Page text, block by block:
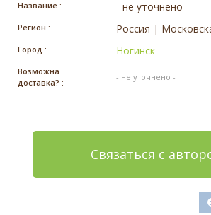
Название : - не уточнено -
Регион : Россия |
Город : Ногинск
Возможна
доставка? :
- не уточнено -
Связаться с